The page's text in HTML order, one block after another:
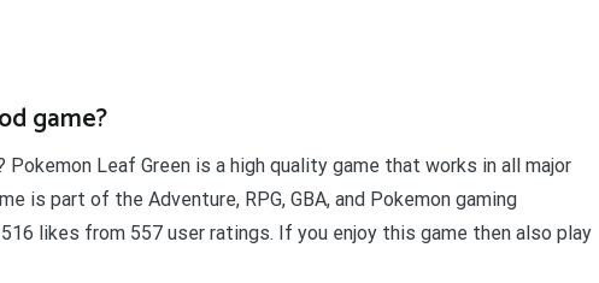
game?
Pokemon Leaf Green is a high quality game that works in all major
is part of the Adventure, RPG, GBA, and Pokemon gaming
likes from 557 user ratings. If you enjoy this game then also play